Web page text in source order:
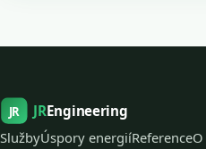
JR JREngineering
SlužbyÚspory energiíReference